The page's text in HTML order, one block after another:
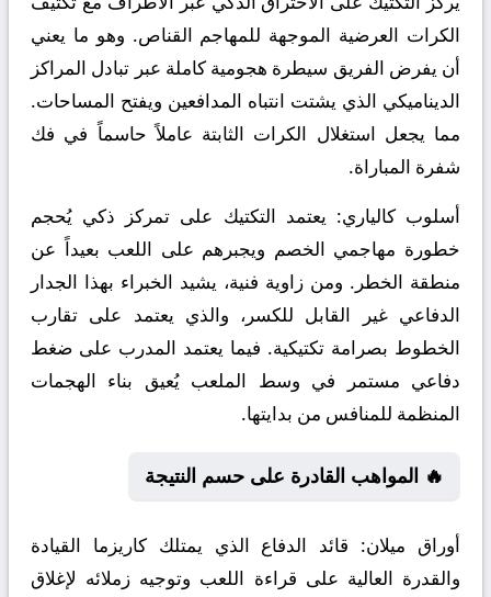
الكرات العرضية الموجهة للمهاجم القناص. وهو ما يعني
أن يفرض الفريق سيطرة هجومية كاملة عبر تبادل المراكز
الديناميكي الذي يشتت انتباه المدافعين ويفتح المساحات.
مما يجعل استغلال الكرات الثابتة عاملاً حاسماً في فك
شفرة المباراة.
أسلوب كالياري: يعتمد التكتيك على تمركز ذكي يُحجم
خطورة مهاجمي الخصم ويجبرهم على اللعب بعيداً عن
منطقة الخطر. ومن زاوية فنية، يشيد الخبراء بهذا الجدار
الدفاعي غير القابل للكسر، والذي يعتمد على تقارب
الخطوط بصرامة تكتيكية. فيما يعتمد المدرب على ضغط
دفاعي مستمر في وسط الملعب يُعيق بناء الهجمات
المنظمة للمنافس من بدايتها.
🔥 المواهب القادرة على حسم النتيجة
أوراق ميلان: قائد الدفاع الذي يمتلك كاريزما القيادة
والقدرة العالية على قراءة اللعب وتوجيه زملائه لإغلاق